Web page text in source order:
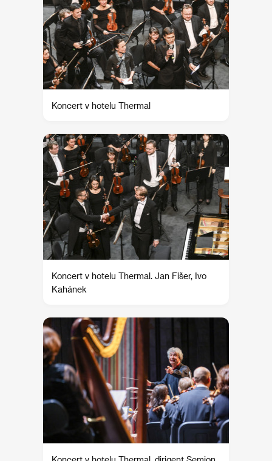
Koncert v hotelu Thermal
Koncert v hotelu Thermal. Jan Fišer, Ivo
Kahánek